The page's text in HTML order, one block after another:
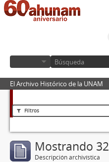
El Archivo Histórico de la UNAM
Filtros
Mostrando
Descripción archivística